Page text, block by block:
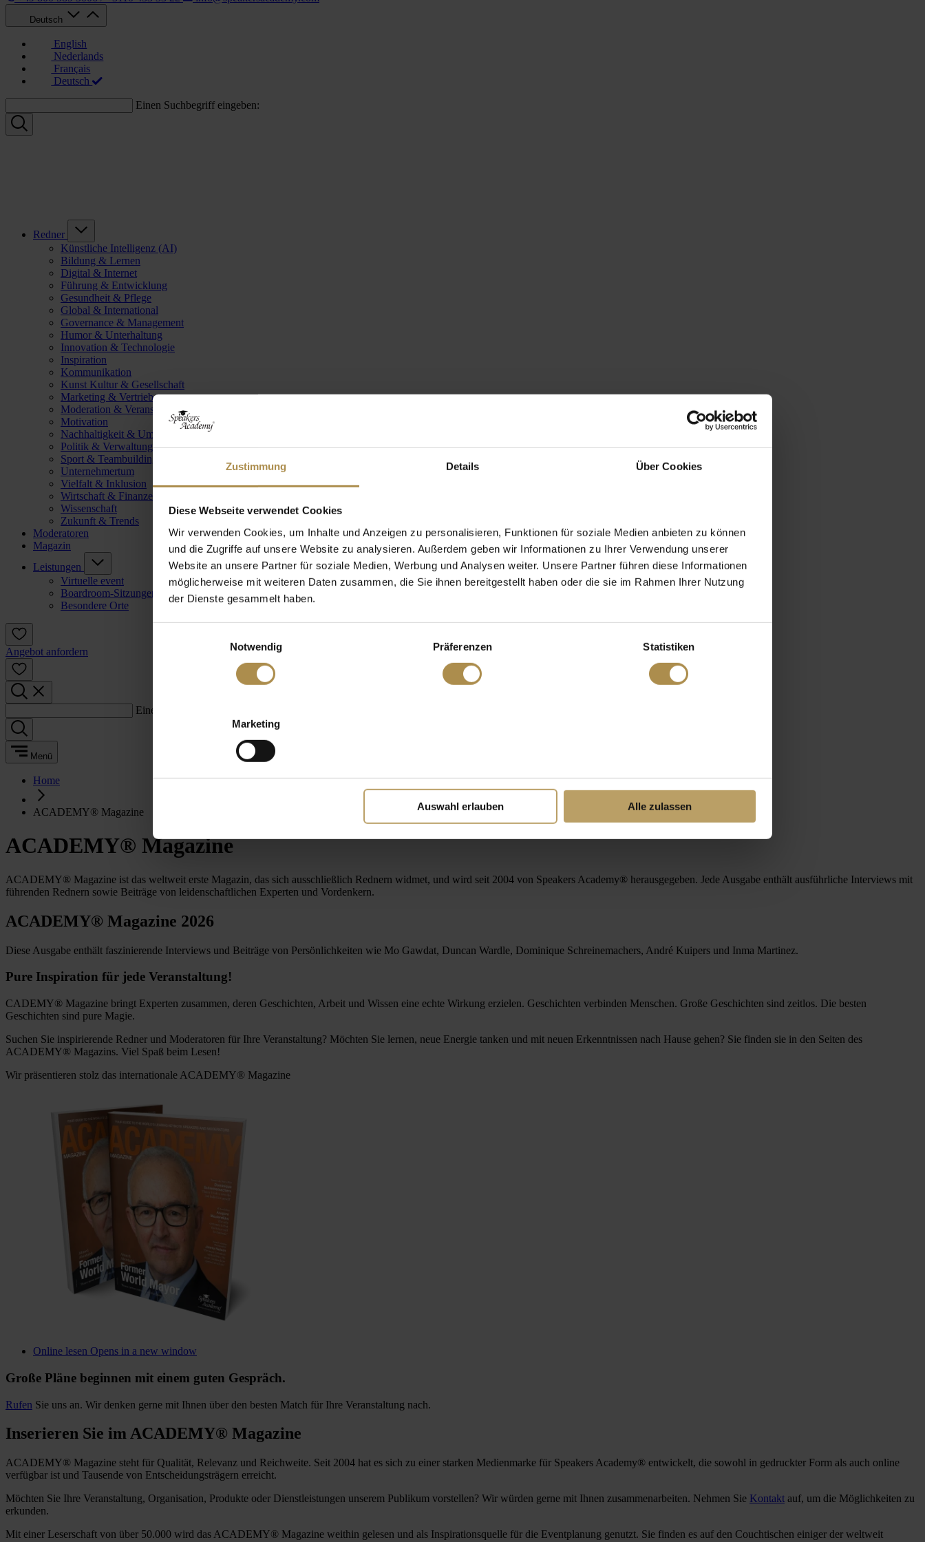
Zustimmung Details Über Cookies
Diese Webseite verwendet Cookies
Wir verwenden Cookies, um Inhalte und Anzeigen zu personalisieren, Funktionen für soziale Medien anbieten zu können
und die Zugriffe auf unsere Website zu analysieren. Außerdem geben wir Informationen zu Ihrer Verwendung unserer
Website an unsere Partner für soziale Medien, Werbung und Analysen weiter. Unsere Partner führen diese Informationen
möglicherweise mit weiteren Daten zusammen, die Sie ihnen bereitgestellt haben oder die sie im Rahmen Ihrer Nutzung
der Dienste gesammelt haben.
Notwendig
Präferenzen Statistiken
Marketing
Auswahl erlauben Alle zulassen
Deutsch
English
Nederlands
Français
Deutsch
Einen Suchbegriff eingeben:
Redner
Künstliche Intelligenz (AI)
Bildung & Lernen
Digital & Internet
Führung & Entwicklung
Gesundheit & Pflege
Global & International
Governance & Management
Humor & Unterhaltung
Innovation & Technologie
Inspiration
Kommunikation
Kunst Kultur & Gesellschaft
Marketing & Vertrieb
Moderation & Veranstaltungsleitung
Motivation
Nachhaltigkeit & Umwelt
Politik & Verwaltung
Sport & Teambuilding
Unternehmertum
Vielfalt & Inklusion
Wirtschaft & Finanzen
Wissenschaft
Zukunft & Trends
Moderatoren
Magazin
Leistungen
Virtuelle event
Boardroom-Sitzungen
Besondere Orte
Angebot anfordern
Einen Suchbegriff eingeben:
Menü
Home
ACADEMY® Magazine
ACADEMY® Magazine
ACADEMY® Magazine ist das weltweit erste Magazin, das sich ausschließlich Rednern widmet, und wird seit 2004 von Speakers Academy® herausgegeben. Jede Ausgabe enthält ausführliche Interviews mit
führenden Rednern sowie Beiträge von leidenschaftlichen Experten und Vordenkern.
ACADEMY® Magazine 2026
Diese Ausgabe enthält faszinierende Interviews und Beiträge von Persönlichkeiten wie Mo Gawdat, Duncan Wardle, Dominique Schreinemachers, André Kuipers und Inma Martinez.
Pure Inspiration für jede Veranstaltung!
CADEMY® Magazine bringt Experten zusammen, deren Geschichten, Arbeit und Wissen eine echte Wirkung erzielen. Geschichten verbinden Menschen. Große Geschichten sind zeitlos. Die besten
Geschichten sind pure Magie.
Suchen Sie inspirierende Redner und Moderatoren für Ihre Veranstaltung? Möchten Sie lernen, neue Energie tanken und mit neuen Erkenntnissen nach Hause gehen? Sie finden sie in den Seiten des
ACADEMY® Magazins. Viel Spaß beim Lesen!
Wir präsentieren stolz das internationale ACADEMY® Magazine
Online lesen Opens in a new window
Große Pläne beginnen mit einem guten Gespräch.
Rufen Sie uns an. Wir denken gerne mit Ihnen über den besten Match für Ihre Veranstaltung nach.
Inserieren Sie im ACADEMY® Magazine
ACADEMY® Magazine steht für Qualität, Relevanz und Reichweite. Seit 2004 hat es sich zu einer starken Medienmarke für Speakers Academy® entwickelt, die sowohl in gedruckter Form als auch online
verfügbar ist und Tausende von Entscheidungsträgern erreicht.
Möchten Sie Ihre Veranstaltung, Organisation, Produkte oder Dienstleistungen unserem Publikum vorstellen? Wir würden gerne mit Ihnen zusammenarbeiten. Nehmen Sie Kontakt auf, um die Möglichkeiten zu
erkunden.
Mit einer Leserschaft von über 50.000 wird das ACADEMY® Magazine weithin gelesen und als Inspirationsquelle für die Eventplanung genutzt. Sie finden es auf den Couchtischen einiger der weltweit